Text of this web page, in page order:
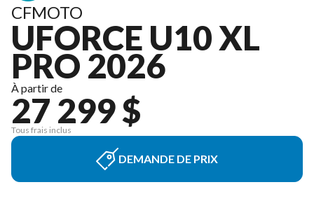
CFMOTO
UFORCE U10 XL
PRO 2026
À partir de
27 299 $
Tous frais inclus
DEMANDE DE PRIX